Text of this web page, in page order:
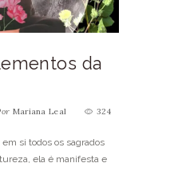
da
Mariana Leal 324
si todos os sagrados
ela é manifesta e